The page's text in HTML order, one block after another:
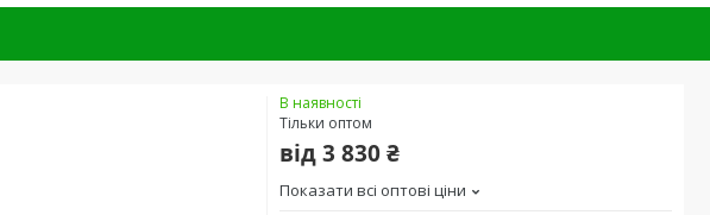
В наявності
Тільки оптом
від3 830 ₴
Показати всі оптові ціни